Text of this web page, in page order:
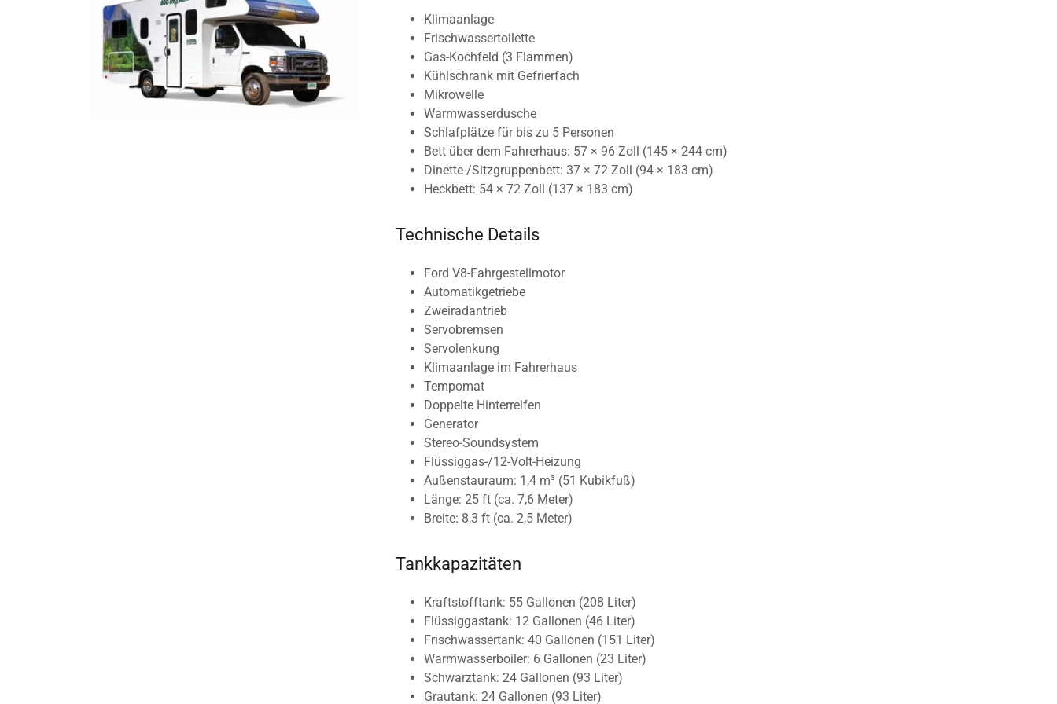
Klimaanlage
Frischwassertoilette
Gas-Kochfeld (3 Flammen)
Kühlschrank mit Gefrierfach
Mikrowelle
Warmwasserdusche
Schlafplätze für bis zu 5 Personen
Bett über dem Fahrerhaus: 57 × 96 Zoll (145 × 244 cm)
Dinette-/Sitzgruppenbett: 37 × 72 Zoll (94 × 183 cm)
Heckbett: 54 × 72 Zoll (137 × 183 cm)
Technische Details
Ford V8-Fahrgestellmotor
Automatikgetriebe
Zweiradantrieb
Servobremsen
Servolenkung
Klimaanlage im Fahrerhaus
Tempomat
Doppelte Hinterreifen
Generator
Stereo-Soundsystem
Flüssiggas-/12-Volt-Heizung
Außenstauraum: 1,4 m³ (51 Kubikfuß)
Länge: 25 ft (ca. 7,6 Meter)
Breite: 8,3 ft (ca. 2,5 Meter)
Tankkapazitäten
Kraftstofftank: 55 Gallonen (208 Liter)
Flüssiggastank: 12 Gallonen (46 Liter)
Frischwassertank: 40 Gallonen (151 Liter)
Warmwasserboiler: 6 Gallonen (23 Liter)
Schwarztank: 24 Gallonen (93 Liter)
Grautank: 24 Gallonen (93 Liter)